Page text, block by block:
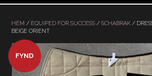
innehåll
HEM / EQUIPED FOR SUCCESS / SCHABRAK /
BEIGE ORIENT